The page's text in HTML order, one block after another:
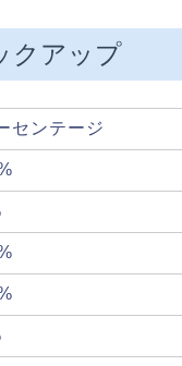
クアップ
センテージ